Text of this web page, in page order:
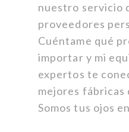
nuestro servicio
proveedores
Cuéntame qué
importar y mi
expertos te
mejores fábricas
Somos tus ojos